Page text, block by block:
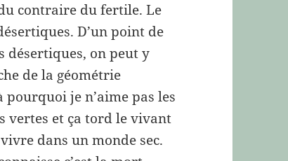
contraire du fertile. Le
D’un point de
désertiques, on peut y
de la géométrie
je n’aime pas les
vertes et ça tord le vivant
dans un monde sec.